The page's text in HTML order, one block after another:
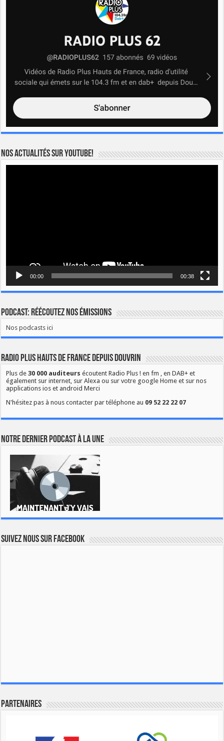
Nos actualités sur YOUTUBE!
00:00 00:38
Podcast: Réécoutez nos émissions
Nos podcasts ici
Radio Plus Hauts de France depuis Douvrin
Plus de30 000 auditeurs écoutent Radio Plus ! en fm , en DAB+ et
également sur internet, sur Alexa ou sur votre google Home et sur nos
applications ios et android Merci
N'hésitez pas à nous contacter par téléphone au 09 52 22 22 07
Notre dernier podcast à la une
Suivez nous sur Facebook
Partenaires